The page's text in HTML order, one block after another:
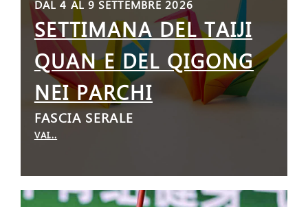
DAL 4 AL 9 SETTEMBRE 2026
SETTIMANA DEL TAIJI
QUAN E DEL QIGONG
NEI PARCHI
FASCIA SERALE
VAI...